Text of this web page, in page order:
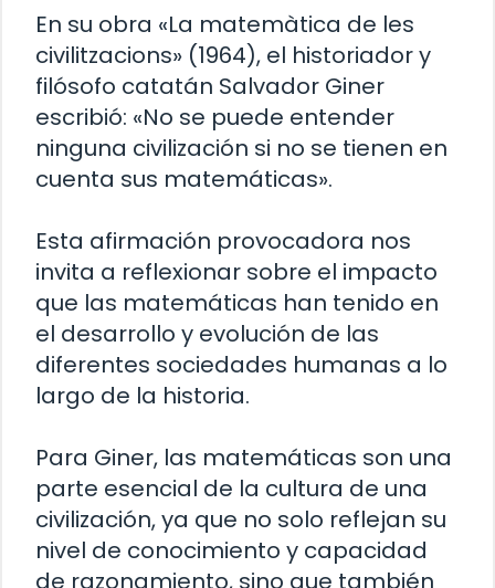
En su obra «La matemàtica de les
civilitzacions» (1964), el historiador y
filósofo catatán Salvador Giner
escribió: «No se puede entender
ninguna civilización si no se tienen en
cuenta sus matemáticas».
Esta afirmación provocadora nos
invita a reflexionar sobre el impacto
que las matemáticas han tenido en
el desarrollo y evolución de las
diferentes sociedades humanas a lo
largo de la historia.
Para Giner, las matemáticas son una
parte esencial de la cultura de una
civilización, ya que no solo reflejan su
nivel de conocimiento y capacidad
de razonamiento, sino que también